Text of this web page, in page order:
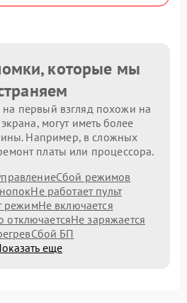
которые мы
первый взгляд похожи на
могут иметь более
Например, в сложных
платы или процессора.
Сбой режимов
Не работает пульт
режимНе включается
отключаетсяНе заряжается
Сбой БП
еще